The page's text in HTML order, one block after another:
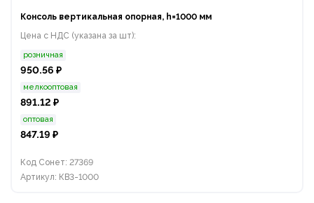
Консоль вертикальная опорная, h=1000 мм
Цена с НДС (указана за шт):
розничная
950.56 ₽
мелкооптовая
891.12 ₽
оптовая
847.19 ₽
Код Сонет: 27369
Артикул: КВ3-1000